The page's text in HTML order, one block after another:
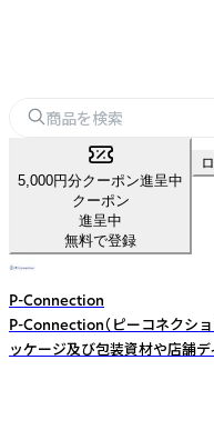
5,000円分クーポン進呈中
クーポン
進呈中
無料で登録
P-Connection
P-Connection（ピーコネクショ
ッケージ及び包装資材や店舗デ